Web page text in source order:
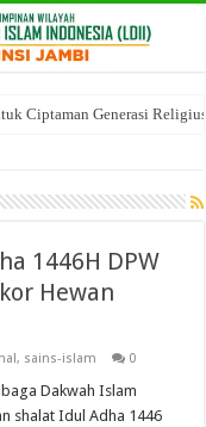
Ciptaman Generasi
1446H DPW
Hewan
, sains-islam 0
Dakwah Islam
shalat Idul Adha 1446